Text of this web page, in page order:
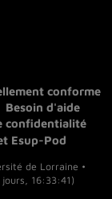
conforme
Besoin d'aide
confidentialité
Esup-Pod
de Lorraine •
jours, 16:33:41)